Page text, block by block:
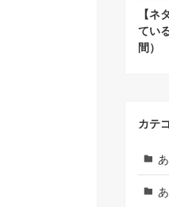
【ネ
てい
間）
カテ